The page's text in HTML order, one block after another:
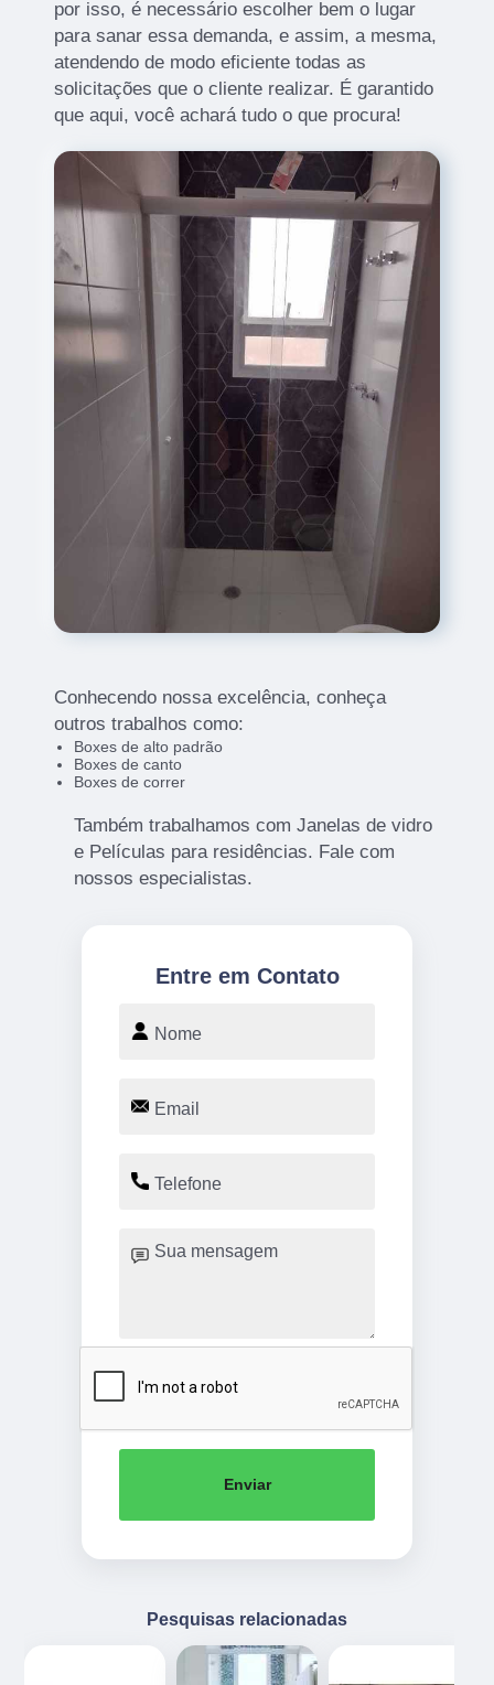
por isso, é necessário escolher bem o lugar
para sanar essa demanda, e assim, a mesma,
atendendo de modo eficiente todas as
solicitações que o cliente realizar. É garantido
que aqui, você achará tudo o que procura!
Conhecendo nossa excelência, conheça
outros trabalhos como:
Boxes de alto padrão
Boxes de canto
Boxes de correr
Também trabalhamos com Janelas de vidro
e Películas para residências. Fale com
nossos especialistas.
Entre em Contato
Enviar
Pesquisas relacionadas